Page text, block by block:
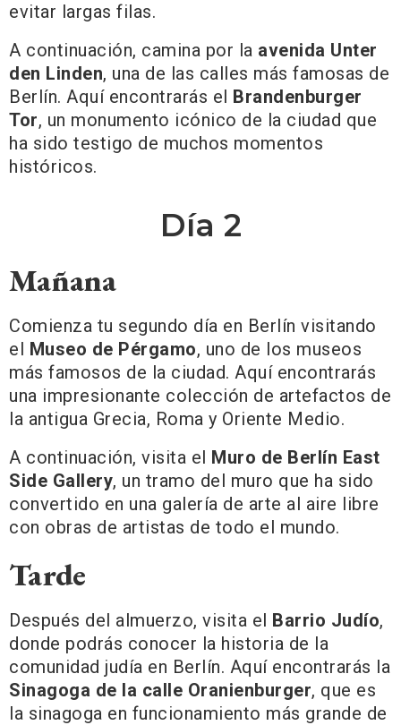
evitar largas filas.
A continuación, camina por la avenida Unter
den Linden, una de las calles más famosas de
Berlín. Aquí encontrarás el Brandenburger
Tor, un monumento icónico de la ciudad que
ha sido testigo de muchos momentos
históricos.
Día 2
Mañana
Comienza tu segundo día en Berlín visitando
el Museo de Pérgamo, uno de los museos
más famosos de la ciudad. Aquí encontrarás
una impresionante colección de artefactos de
la antigua Grecia, Roma y Oriente Medio.
A continuación, visita el Muro de Berlín East
Side Gallery, un tramo del muro que ha sido
convertido en una galería de arte al aire libre
con obras de artistas de todo el mundo.
Tarde
Después del almuerzo, visita el Barrio Judío,
donde podrás conocer la historia de la
comunidad judía en Berlín. Aquí encontrarás la
Sinagoga de la calle Oranienburger, que es
la sinagoga en funcionamiento más grande de